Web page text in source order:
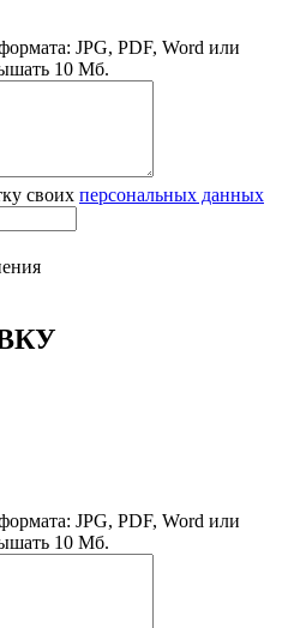
JPG, PDF, Word или
10 Мб.
своих персональных данных
JPG, PDF, Word или
10 Мб.